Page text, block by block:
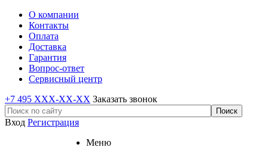
О компании
Контакты
Оплата
Доставка
Гарантия
Вопрос-ответ
Сервисный центр
+7 495 XXX-XX-XX Заказать звонок
Вход Регистрация
Меню